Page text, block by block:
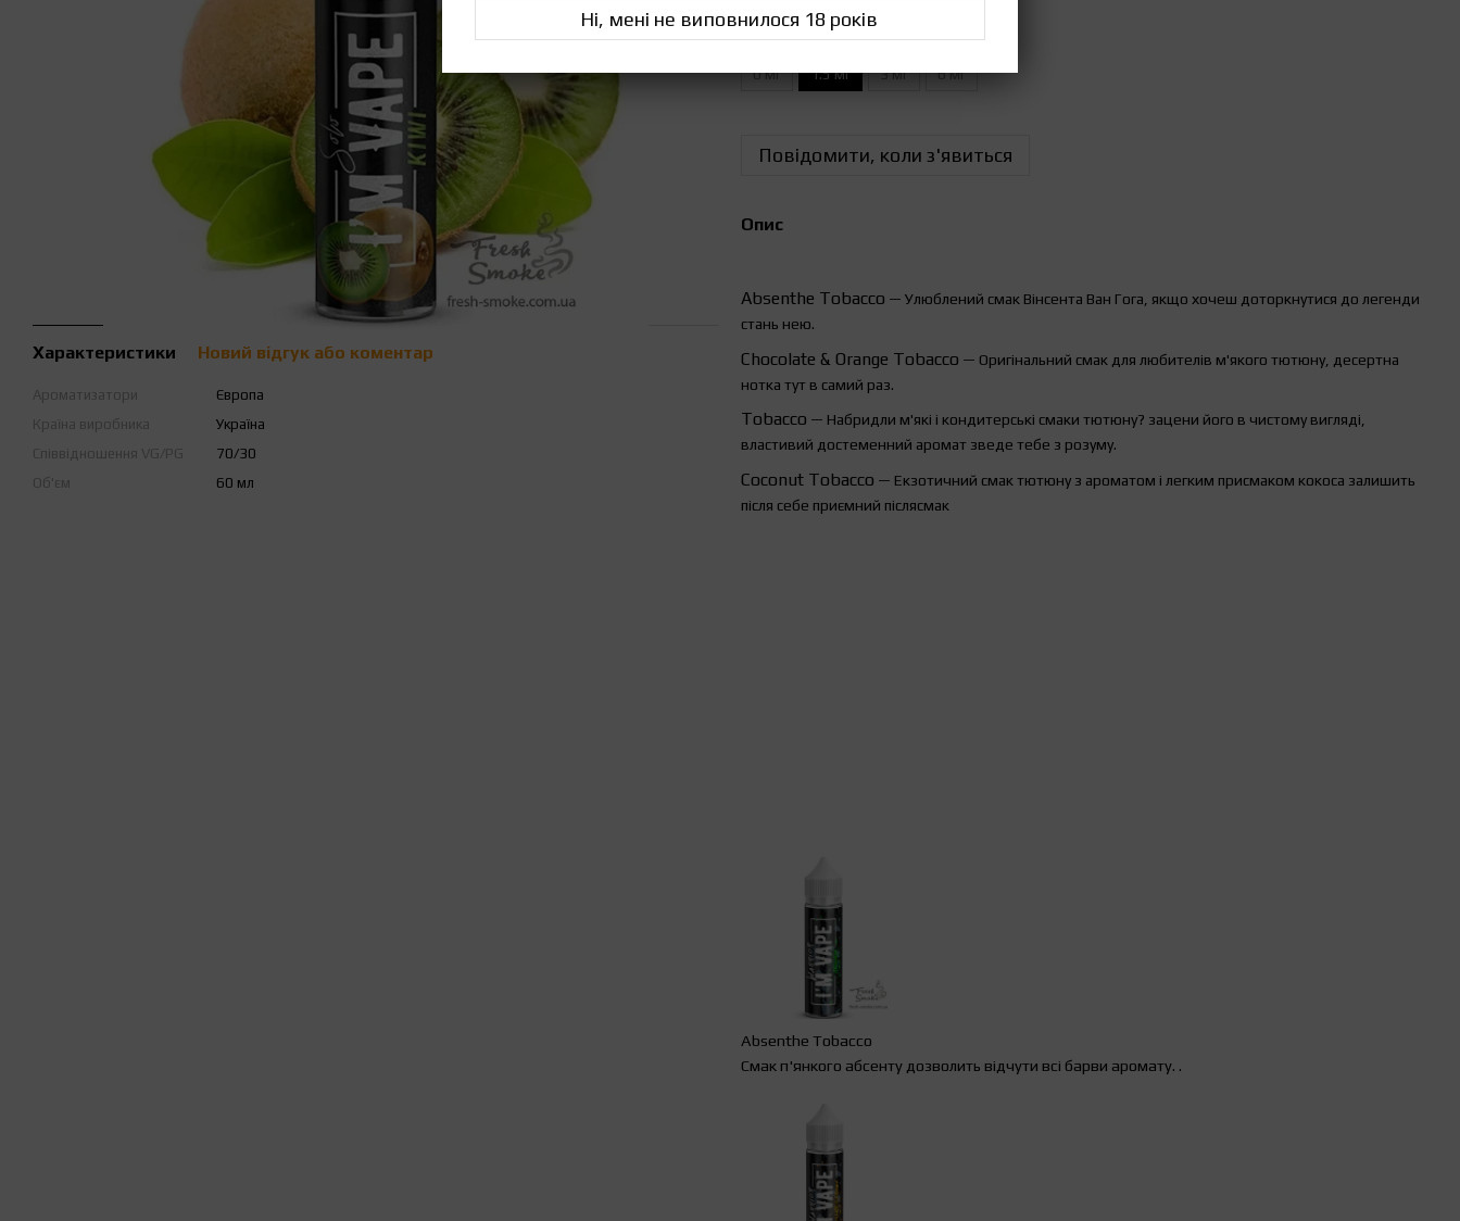
Характеристики Новий відгук або коментар
Ароматизатори
Європа
Країна виробника
Україна
Співвідношення VG/PG
70/30
Об'єм
60 мл
Міцність рідини
0 мг 1.5 мг 3 мг 6 мг
Повідомити, коли з'явиться
Опис
Absenthe Tobacco — Улюблений смак Вінсента Ван Гога, якщо хочеш доторкнутися до легенди
стань нею.
Chocolate & Orange Tobacco — Оригінальний смак для любителів м'якого тютюну, десертна
нотка тут в самий раз.
Tobacco — Набридли м'які і кондитерські смаки тютюну? зацени його в чистому вигляді,
властивий достеменний аромат зведе тебе з розуму.
Coconut Tobacco — Екзотичний смак тютюну з ароматом і легким присмаком кокоса залишить
після себе приємний післясмак
Absenthe Tobacco
Смак п'янкого абсенту дозволить відчути всі барви аромату. .
Ні, мені не виповнилося 18 років